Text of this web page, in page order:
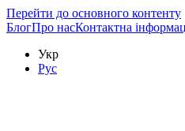
Перейти до основного контенту
БлогПро насКонтактна
Укр
Рус